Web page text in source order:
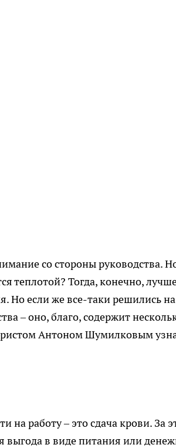
со стороны руководства.
теплотой? Тогда, конечно,
Но если же все-таки решились
– оно, благо, содержит
Антоном Шумилковым
на работу – это сдача крови. За
выгода в виде питания или